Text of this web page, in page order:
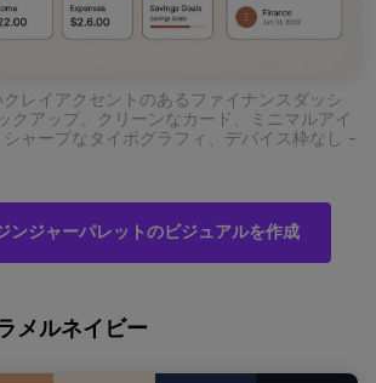
レイアクセントのあるファイナンスダッシ
クアップ。クリーンなカード、ミニマルアイ
ャープなタイポグラフィ、デバイス枠なし -
ンジャーパレットのビジュアルを作成
メルネイビー